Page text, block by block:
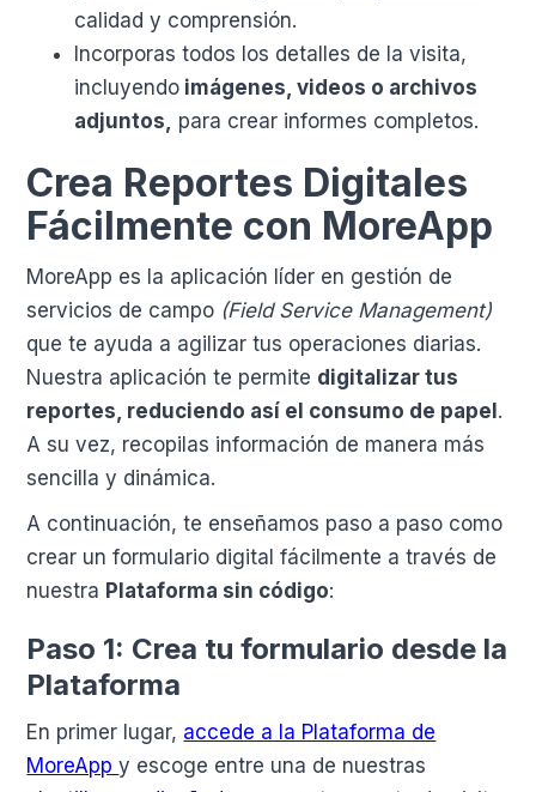
calidad y comprensión.
Incorporas todos los detalles de la visita,
incluyendo imágenes, videos o archivos
adjuntos,
para crear informes completos.
Crea Reportes Digitales
Fácilmente con MoreApp
MoreApp es la aplicación líder en gestión de
servicios de campo (Field Service Management)
que te ayuda a agilizar tus operaciones diarias.
Nuestra aplicación te permite digitalizar tus
reportes, reduciendo así el consumo de papel.
A su vez, recopilas información de manera más
sencilla y dinámica.
A continuación, te enseñamos paso a paso como
crear un formulario digital fácilmente a través de
nuestra Plataforma sin código:
Paso 1: Crea tu formulario desde la
Plataforma
En primer lugar, accede a la Plataforma de
MoreAppy escoge entre una de nuestras